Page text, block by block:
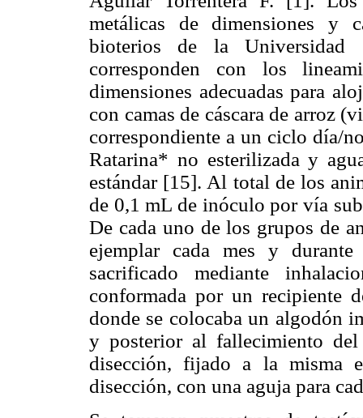
metálicas de dimensiones y
bioterios de la Universidad
corresponden con los
dimensiones adecuadas para
con camas de cáscara de arroz
correspondiente a un ciclo día/
Ratarina* no esterilizada y
estándar [15]. Al total de los
de 0,1 mL de inóculo por vía
De cada uno de los grupos de
ejemplar cada mes y
sacrificado mediante
conformada por un recipiente
donde se colocaba un algodón
y posterior al fallecimiento
disección, fijado a la misma
disección, con una aguja para